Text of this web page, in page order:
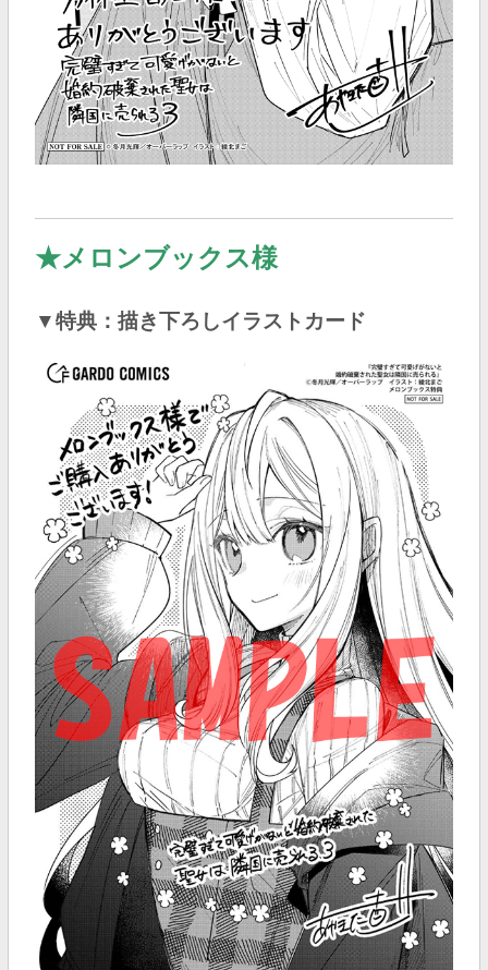
★メロンブックス様
▼特典：描き下ろしイラストカード